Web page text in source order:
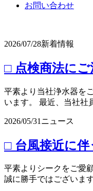
お問い合わせ
2026/07/28新着情報
□ 点検商法に
平素より当社浄水器を
います。 最近、当社社
2026/05/31 ニュース
□ 台風接近に
平素よりシークをご愛
誠に勝手ではございま